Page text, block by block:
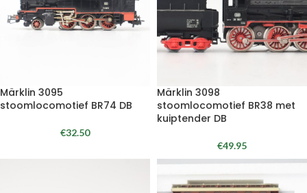
Märklin 3095
stoomlocomotief BR74 DB
€32.50
Märklin 3098
stoomlocomotief BR38 met
kuiptender DB
€49.95